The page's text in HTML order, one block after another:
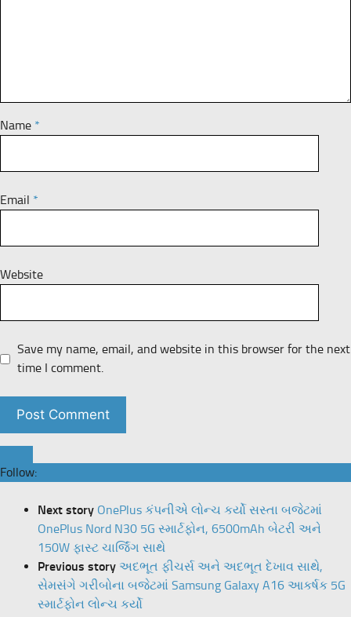
Name *
Email *
Website
Save my name, email, and website in this browser for the next
time I comment.
Follow:
Next story OnePlus કંપનીએ લોન્ચ કર્યો સસ્તા બજેટમાં
OnePlus Nord N30 5G સ્માર્ટફોન, 6500mAh બેટરી અને
150W ફાસ્ટ ચાર્જિંગ સાથે
Previous story અદભૂત ફીચર્સ અને અદભૂત દેખાવ સાથે,
સેમસંગે ગરીબોના બજેટમાં Samsung Galaxy A16 આકર્ષક 5G
સ્માર્ટફોન લોન્ચ કર્યો